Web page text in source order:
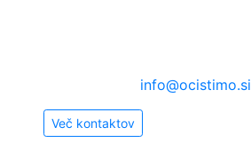
info@ocistimo.si
Več kontaktov